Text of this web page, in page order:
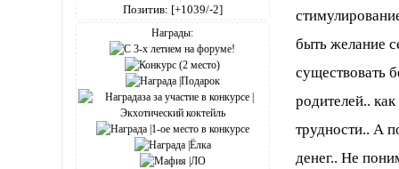
Позитив: [+1039/-2]
Награды:
быть желание
существовать
родителей..
трудности.. А
денег.. Не